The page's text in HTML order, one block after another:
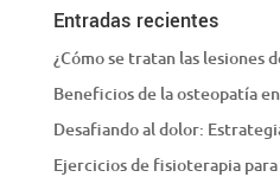
Entradas recientes
¿Cómo se tratan las lesiones
Beneficios de la osteopatía
Desafiando al dolor:
Ejercicios de fisioterapia